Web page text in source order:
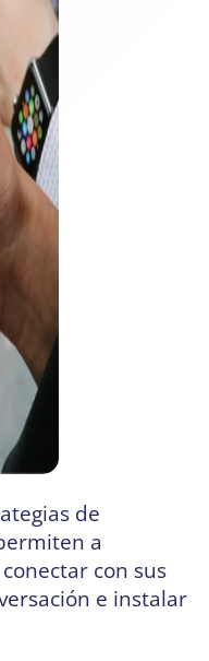
de
a
con sus
e instalar